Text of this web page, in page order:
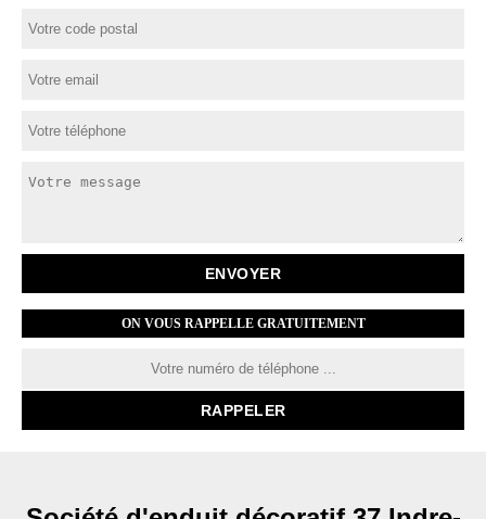
ON VOUS RAPPELLE GRATUITEMENT